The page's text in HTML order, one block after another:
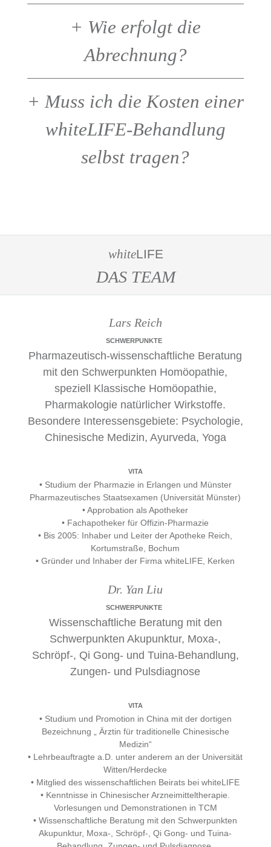
+ Wie erfolgt die
Abrechnung?
+ Muss ich die Kosten einer
whiteLIFE-Behandlung
selbst tragen?
whiteLIFE
DAS TEAM
Lars Reich
SCHWERPUNKTE
Pharmazeutisch-wissenschaftliche Beratung
mit den Schwerpunkten Homöopathie,
speziell Klassische Homöopathie,
Pharmakologie natürlicher Wirkstoffe.
Besondere Interessensgebiete: Psychologie,
Chinesische Medizin, Ayurveda, Yoga
VITA
• Studium der Pharmazie in Erlangen und Münster
Pharmazeutisches Staatsexamen (Universität Münster)
• Approbation als Apotheker
• Fachapotheker für Offizin-Pharmazie
• Bis 2005: Inhaber und Leiter der Apotheke Reich,
Kortumstraße, Bochum
• Gründer und Inhaber der Firma whiteLIFE, Kerken
Dr. Yan Liu
SCHWERPUNKTE
Wissenschaftliche Beratung mit den
Schwerpunkten Akupunktur, Moxa-,
Schröpf-, Qi Gong- und Tuina-Behandlung,
Zungen- und Pulsdiagnose
VITA
• Studium und Promotion in China mit der dortigen
Bezeichnung „ Ärztin für traditionelle Chinesische
Medizin“
• Lehrbeauftragte a.D. unter anderem an der Universität
Witten/Herdecke
• Mitglied des wissenschaftlichen Beirats bei whiteLIFE
• Kenntnisse in Chinesischer Arzneimitteltherapie.
Vorlesungen und Demonstrationen in TCM
• Wissenschaftliche Beratung mit den Schwerpunkten
Akupunktur, Moxa-, Schröpf-, Qi Gong- und Tuina-